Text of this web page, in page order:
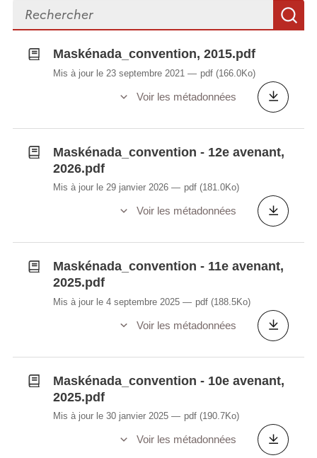
Rechercher des fichiers
Maskénada_convention, 2015.pdf
Mis à jour le 23 septembre 2021 pdf (166.0Ko)
Voir les métadonnées
Maskénada_convention - 12e avenant,
2026.pdf
Mis à jour le 29 janvier 2026 pdf (181.0Ko)
Voir les métadonnées
Maskénada_convention - 11e avenant,
2025.pdf
Mis à jour le 4 septembre 2025 pdf (188.5Ko)
Voir les métadonnées
Maskénada_convention - 10e avenant,
2025.pdf
Mis à jour le 30 janvier 2025 pdf (190.7Ko)
Voir les métadonnées